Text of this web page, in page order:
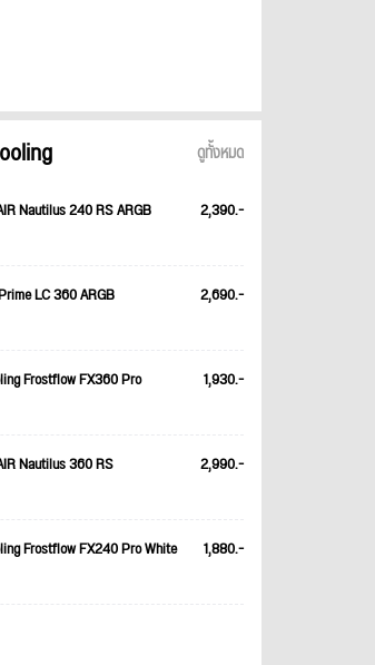
ดูทั้งหมด
Nautilus 240 RS ARGB
2,390.-
LC 360 ARGB 2,690.-
Frostflow FX360 Pro 1,930.-
Nautilus 360 RS 2,990.-
Frostflow FX240 Pro White 1,880.-